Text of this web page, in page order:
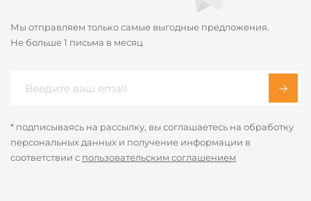
Мы отправляем только самые выгодные предложения.
Не больше 1 письма в месяц
* подписываясь на рассылку, вы соглашаетесь на обработку
персональных данных и получение информации в
соответствии с пользовательским соглашением